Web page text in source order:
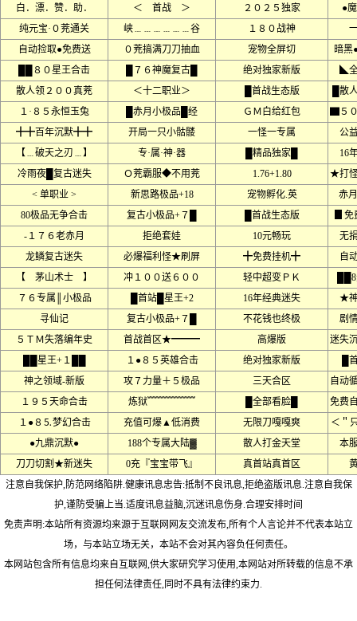
白．漂．赞．助．
＜ 首战 ＞ ２０２５独家
●
纯元宝·０茺通关
峡﹍﹍﹍﹍﹍﹍谷 １８０战神
自动捡取●免费送
０茺搞满刀刀抽血 宠物全屏切
暗黑
██８０星王合击
█７６神魔复古█ 绝对独家新版
◣
散人领２００真茺
＜十二职业＞ █首战生态版
█散
１·８５永恒玉兔
█赤月小极品█经 ＧＭ白给红包
▇５
╋╋百年沉默╋╋
开局一只小骷髅 一怪一专属
公
【﹍破天之刃﹍】
专·属·神·器 █精品独家█
16
冷雨夜█复古迷失
Ｏ茺霸服◆不用茺 1.76+1.80
★打
< 单职业 >
新思路极品+18 宠物孵化.英
赤
80极品无争合击
复古小极品+７█ █首战生态版
▊
-１７６老赤月
拒绝套娃 10元畅玩
无
龙鳞复古迷失
必爆福利怪★刷屏 ╋免费挂机╋
自
【 茅山术士 】
冲１００送６００ 轻中超变ＰＫ
７６专属║小极品
█首站█星王+2 16年经典迷失
★
寻仙记
复古小极品+７█ 不花钱也终极
剧
５ＴＭ失落编年史
首战首区★━━━ 高爆版
迷失
██星王+１██
１●８５英雄合击 绝对独家新版
█
神之领域-新版
攻７力量＋５极品 三天合区
自动
１９５天命合击
炼狱﹌﹌﹌﹌﹌ █全部看脸█
免费
１●８⒌梦幻合击
充值可爆▲低消费 无限刀嘎嘎爽
＜＂
●九鼎沉默●
188个专属大陆▓ 散人打金天堂
本
刀刀切割★新迷失
0充『宝宝带飞』 真首站真首区
注意自我保护,防范网络陷阱.健康讯息忠告:抵制不良讯息,拒绝盗版讯息.注意自我保
护,谨防受骗上当.适度讯息益脑,沉迷讯息伤身.合理安排时间
免责声明:本站所有资源均来源于互联网网友交流发布,所有个人言论并不代表本站立
场，与本站立场无关，本站不会对其內容负任何责任。
本网站包含所有信息均来自互联网,供大家研究学习使用,本网站对所转载的信息不承
担任何法律责任,同时不具有法律约束力.